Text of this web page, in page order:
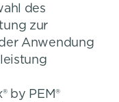
des
zur
Anwendung
by PEM®